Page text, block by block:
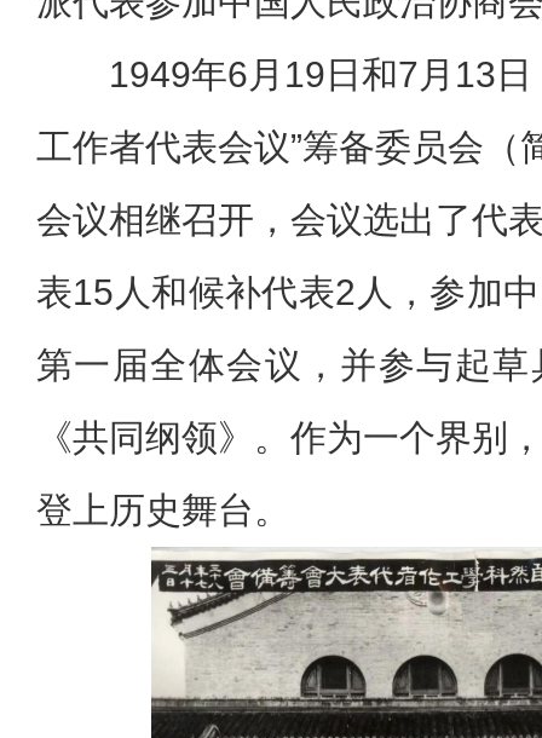
1949年6月19日和7月13
工作者代表会议”筹备委员会（
会议相继召开，会议选出了代
表15人和候补代表2人，参加
第一届全体会议，并参与起
《共同纲领》。作为一个界别
登上历史舞台。